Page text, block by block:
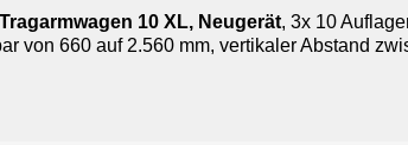
10 XL, Neugerät, 3x 10
von 660 auf 2.560 mm, vertikaler Abstand